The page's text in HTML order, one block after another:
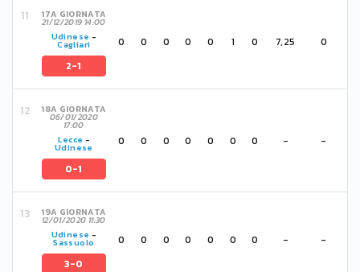
17A GIORNATA
21/12/2019 14:00
Udinese -
Cagliari
2-1
0 0 0 0 0 1 0 7,25 0
18A GIORNATA
06/01/2020
17:00
Lecce -
Udinese
0-1
0 0 0 0 0 0 0 - -
19A GIORNATA
12/01/2020 11:30
Udinese -
Sassuolo
3-0
0 0 0 0 0 0 0 - -